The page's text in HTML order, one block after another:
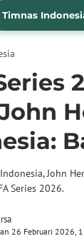
Timnas
John
Series 2026.
26 Februari 2026,